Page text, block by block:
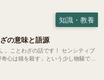
知識・教養
の意味と語源
心は猫を殺す」という少し物騒で、